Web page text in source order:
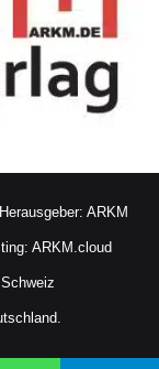
ARKM
ARKM.cloud